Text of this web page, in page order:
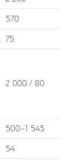
570
75
2 000 / 80
500–1 545
54